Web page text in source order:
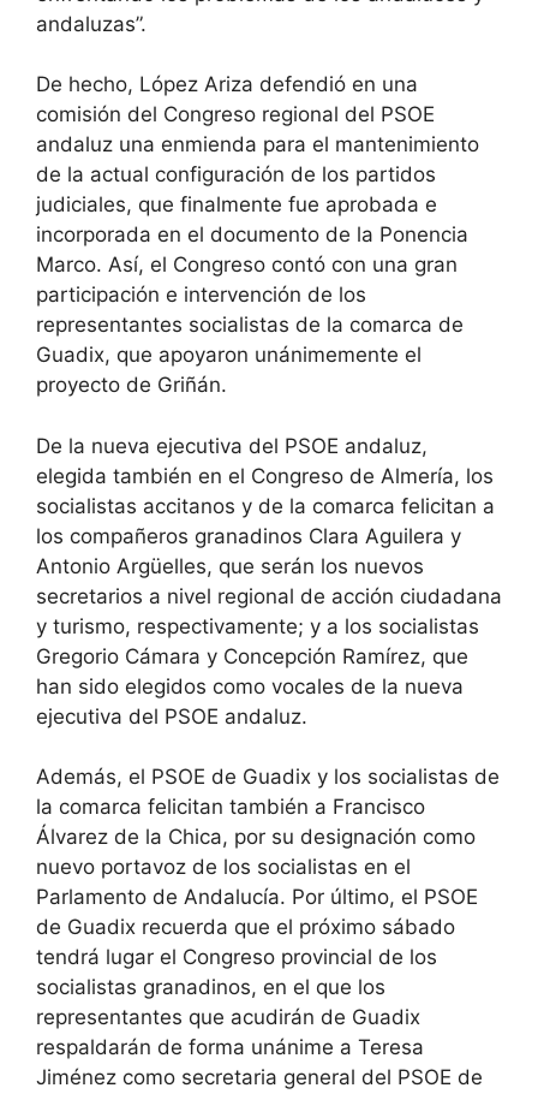
andaluzas”.
De hecho, López Ariza defendió en una
comisión del Congreso regional del PSOE
andaluz una enmienda para el mantenimiento
de la actual configuración de los partidos
judiciales, que finalmente fue aprobada e
incorporada en el documento de la Ponencia
Marco. Así, el Congreso contó con una gran
participación e intervención de los
representantes socialistas de la comarca de
Guadix, que apoyaron unánimemente el
proyecto de Griñán.
De la nueva ejecutiva del PSOE andaluz,
elegida también en el Congreso de Almería, los
socialistas accitanos y de la comarca felicitan a
los compañeros granadinos Clara Aguilera y
Antonio Argüelles, que serán los nuevos
secretarios a nivel regional de acción ciudadana
y turismo, respectivamente; y a los socialistas
Gregorio Cámara y Concepción Ramírez, que
han sido elegidos como vocales de la nueva
ejecutiva del PSOE andaluz.
Además, el PSOE de Guadix y los socialistas de
la comarca felicitan también a Francisco
Álvarez de la Chica, por su designación como
nuevo portavoz de los socialistas en el
Parlamento de Andalucía. Por último, el PSOE
de Guadix recuerda que el próximo sábado
tendrá lugar el Congreso provincial de los
socialistas granadinos, en el que los
representantes que acudirán de Guadix
respaldarán de forma unánime a Teresa
Jiménez como secretaria general del PSOE de